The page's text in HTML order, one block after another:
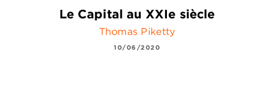
Le Capital au XXIe siècle
Thomas Piketty
10/06/2020